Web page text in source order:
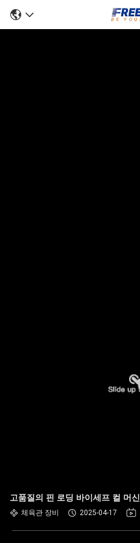
고품질의 핀 로딩 바이세프 컬 머신
체육관 장비 2025-04-17